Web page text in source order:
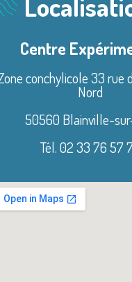
Centre
conchylicole 33 rue
Nord
50560 Blainville-
Tél. 02 33 76 57